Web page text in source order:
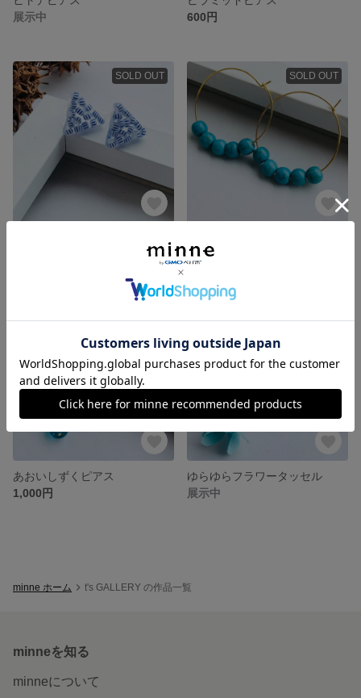
展示中
600円
SOLD OUT SOLD OUT
1,000円
あおいしずくピアス
1,000円
ゆらゆらフラワータッセル
展示中
minne ホーム t's GALLERY の作品一覧
minneを知る
minneについて